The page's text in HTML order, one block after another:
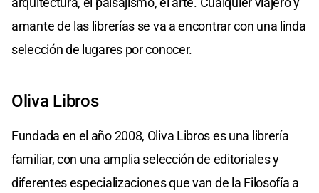
amante de las librerías se va a encontrar con una linda
selección de lugares por conocer.
Oliva Libros
Fundada en el año 2008, Oliva Libros es una librería
familiar, con una amplia selección de editoriales y
diferentes especializaciones que van de la Filosofía a